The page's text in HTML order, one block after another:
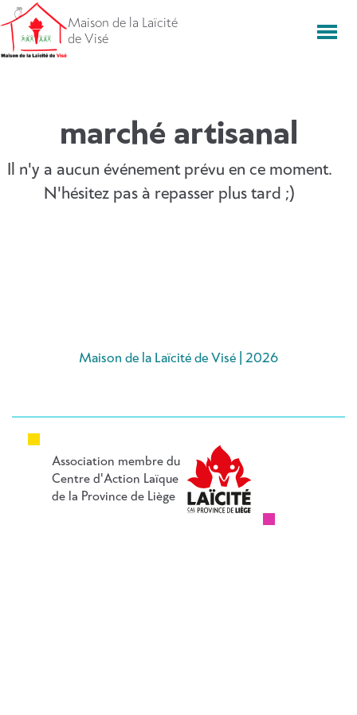
Aller
directement
vers
Maison de la Laïcité
de Visé
marché artisanal
Il n'y a aucun événement prévu en ce moment.
N'hésitez pas à repasser plus tard ;)
Maison de la Laïcité de Visé | 2026
Association membre du
Centre d'Action Laïque
de la Province de Liège